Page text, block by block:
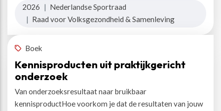
2026 | Nederlandse Sportraad
| Raad voor Volksgezondheid & Samenleving
Boek
Kennisproducten uit praktijkgericht
onderzoek
Van onderzoeksresultaat naar bruikbaar
kennisproductHoe voorkom je dat de resultaten van jouw